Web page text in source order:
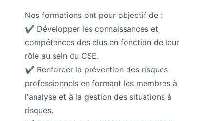
Nos formations ont pour objectif de :
✔ Développer les connaissances et
compétences des élus en fonction de leur
rôle au sein du CSE.
✔ Renforcer la prévention des risques
professionnels en formant les membres à
l'analyse et à la gestion des situations à
risques.